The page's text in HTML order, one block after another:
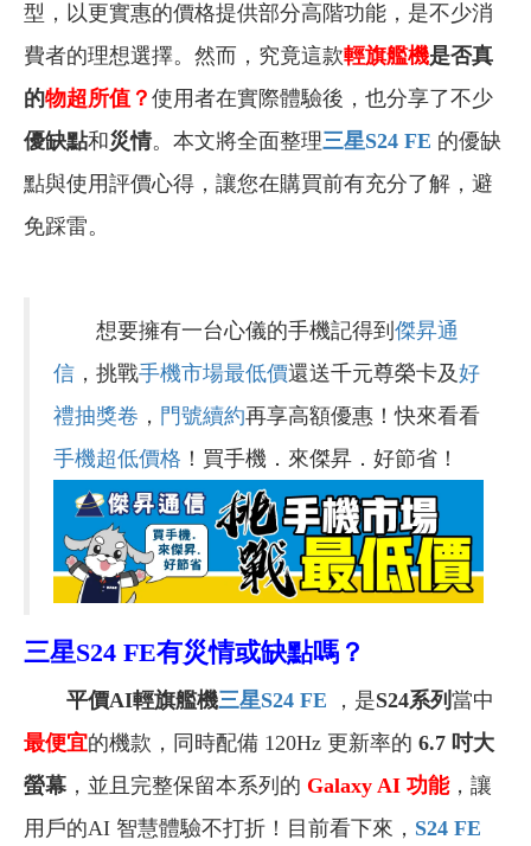
型，以更實惠的價格提供部分高階功能，是不少消
費者的理想選擇。然而，究竟這款輕旗艦機是否真
的物超所值？ 使用者在實際體驗後，也分享了不少
優缺點和災情。本文將全面整理三星S24 FE 的優缺
點與使用評價心得，讓您在購買前有充分了解，避
免踩雷。
想要擁有一台心儀的手機記得到 傑昇通
信 ，挑戰手機市場最低價還送千元尊榮卡及好
禮抽獎卷 ， 門號續約再享高額優惠！快來看看
手機超低價格 ！買手機．來傑昇．好節省！
三星S24 FE有災情或缺點嗎？
平價AI輕旗艦機三星S24 FE ，是S24系列 當中
最便宜的機款，同時配備 120Hz 更新率的 6.7 吋大
螢幕 ，並且完整保留本系列的 Galaxy AI 功能，讓
用戶的AI 智慧體驗不打折！目前看下來， S24 FE